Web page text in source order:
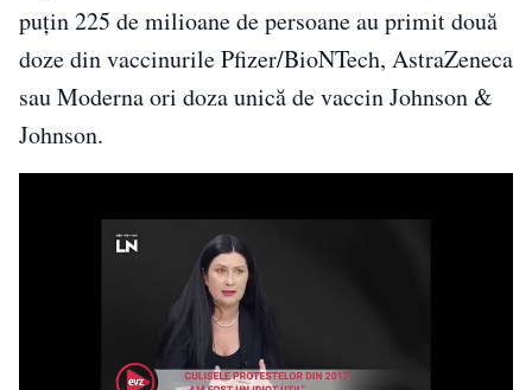
puţin 225 de milioane de persoane au primit două
doze din vaccinurile Pfizer/BioNTech, AstraZeneca
sau Moderna ori doza unică de vaccin Johnson &
Johnson.